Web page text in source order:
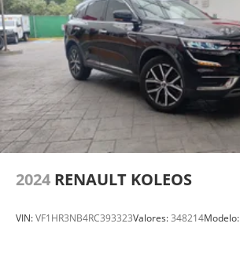
2024 RENAULT KOLEOS
VIN:VF1HR3NB4RC393323Valores:348214Modelo: